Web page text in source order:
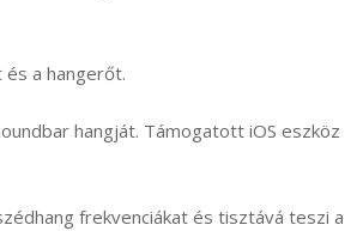
és a hangerőt.
hangját. Támogatott iOS eszköz
frekvenciákat és tisztává teszi a